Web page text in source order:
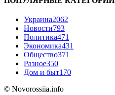
Украина2062
Новости793
Политика471
Экономика431
Общество371
Разное350
Дом и быт170
© Novorossiia.info